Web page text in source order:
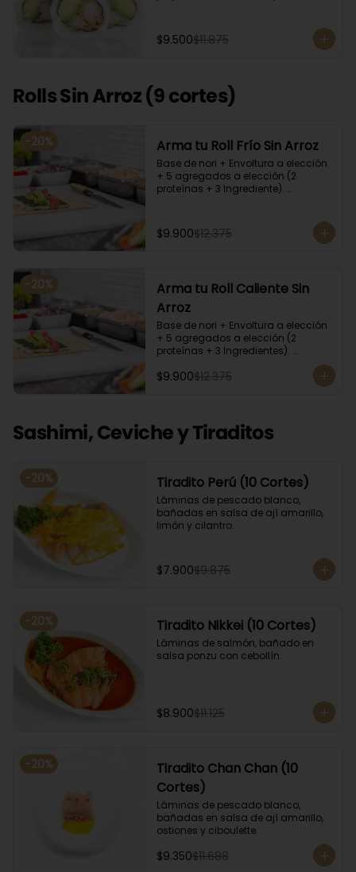
$9.500$11.875
Rolls Sin Arroz (9 cortes)
-20% Arma tu Roll Frío Sin Arroz
Base de nori + Envoltura a elección
+ 5 agregados a elección (2
proteínas + 3 Ingrediente).
relleno palta y/o queso crema para
que el roll pueda compactar y ser
$9.900$12.375
-20%
Arma tu Roll Caliente Sin
Arroz
Base de nori + Envoltura a elección
+ 5 agregados a elección (2
proteínas + 3 Ingredientes).
Acompañado con salsa de soya.
Recomendamos incluir en el relleno
palta y/o queso crema para que el
$9.900$12.375
Sashimi, Ceviche y Tiraditos
-20% Tiradito Perú (10 Cortes)
Láminas de pescado blanco,
bañadas en salsa de ají amarillo,
limón y cilantro.
$7.900$9.875
-20% Tiradito Nikkei (10 Cortes)
Láminas de salmón, bañado en
salsa ponzu con cebollín.
$8.900$11.125
-20%
Tiradito Chan Chan (10
Cortes)
Láminas de pescado blanco,
bañadas en salsa de ají amarillo,
ostiones y ciboulette.
$9.350$11.688